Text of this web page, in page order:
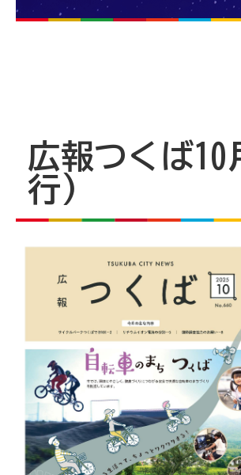
広報つくば10
行)